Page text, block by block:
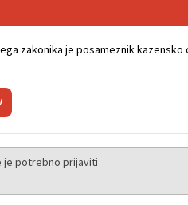
zakonika je posameznik